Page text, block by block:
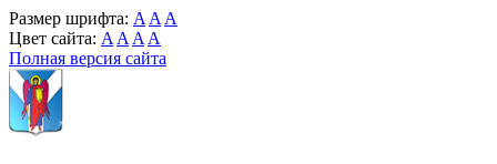
Размер шрифта: A A A
Цвет сайта: A A A A
Полная версия сайта